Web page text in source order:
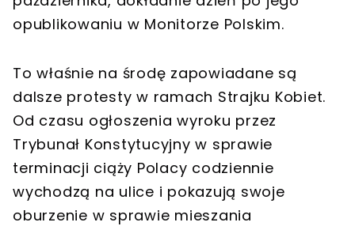
opublikowaniu w Monitorze Polskim.
To właśnie na środę zapowiadane są
dalsze protesty w ramach Strajku Kobiet.
Od czasu ogłoszenia wyroku przez
Trybunał Konstytucyjny w sprawie
terminacji ciąży Polacy codziennie
wychodzą na ulice i pokazują swoje
oburzenie w sprawie mieszania